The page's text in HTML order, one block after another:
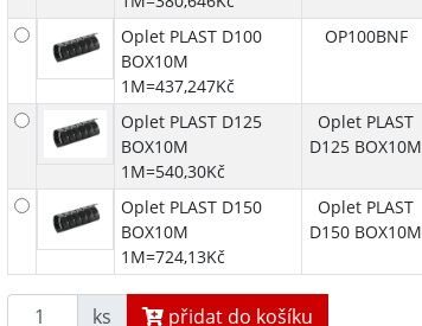
Oplet PLAST D100
BOX10M
1M=437,247Kč
OP100BNF
Oplet PLAST D125
BOX10M
1M=540,30Kč
Oplet PLAST
D125 BOX10M
Oplet PLAST D150
BOX10M
1M=724,13Kč
Oplet PLAST
D150 BOX10M
ks přidat do košíku